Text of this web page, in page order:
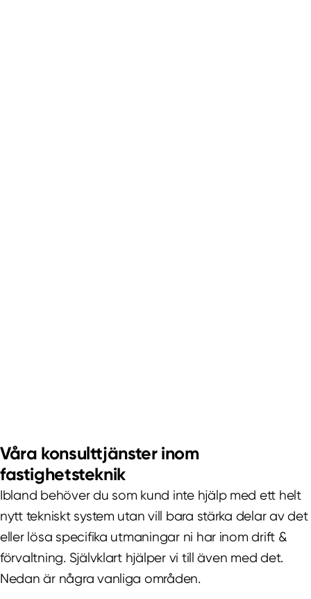
Våra konsulttjänster inom
fastighetsteknik
Ibland behöver du som kund inte hjälp med ett helt
nytt tekniskt system utan vill bara stärka delar av det
eller lösa specifika utmaningar ni har inom drift &
förvaltning. Självklart hjälper vi till även med det.
Nedan är några vanliga områden.